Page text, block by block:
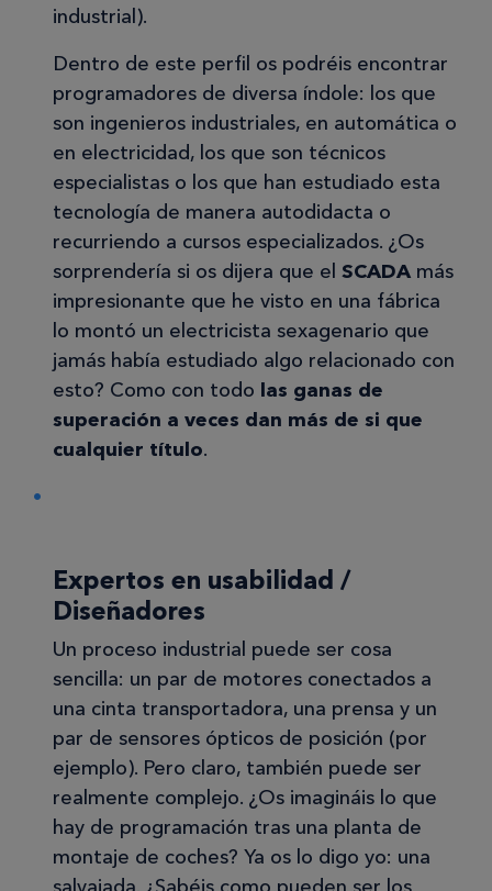
industrial).
Dentro de este perfil os podréis encontrar
programadores de diversa índole: los que
son ingenieros industriales, en automática o
en electricidad, los que son técnicos
especialistas o los que han estudiado esta
tecnología de manera autodidacta o
recurriendo a cursos especializados. ¿Os
sorprendería si os dijera que el SCADA más
impresionante que he visto en una fábrica
lo montó un electricista sexagenario que
jamás había estudiado algo relacionado con
esto? Como con todo las ganas de
superación a veces dan más de si que
cualquier título.
Expertos en usabilidad /
Diseñadores
Un proceso industrial puede ser cosa
sencilla: un par de motores conectados a
una cinta transportadora, una prensa y un
par de sensores ópticos de posición (por
ejemplo). Pero claro, también puede ser
realmente complejo. ¿Os imagináis lo que
hay de programación tras una planta de
montaje de coches? Ya os lo digo yo: una
salvajada. ¿Sabéis como pueden ser los